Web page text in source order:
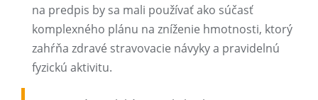
na predpis by sa mali používať ako súčasť
komplexného plánu na zníženie hmotnosti, ktorý
zahŕňa zdravé stravovacie návyky a pravidelnú
fyzickú aktivitu.